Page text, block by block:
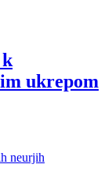
ukrepom
neurjih